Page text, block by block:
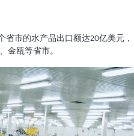
省市的水产品出口额达20亿美元，
金瓯等省市。